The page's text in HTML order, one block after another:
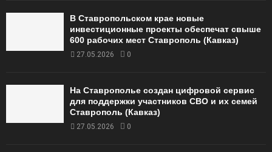
В Ставропольском крае новые
инвестиционные проекты обеспечат свыше
600 рабочих мест Ставрополь (Кавказ)
27.05.2026 0
На Ставрополье создан цифровой сервис
для поддержки участников СВО и их семей
Ставрополь (Кавказ)
27.05.2026 0